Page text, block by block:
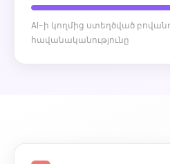
AI-ի կողմից ստեղծված
հավանականությունը